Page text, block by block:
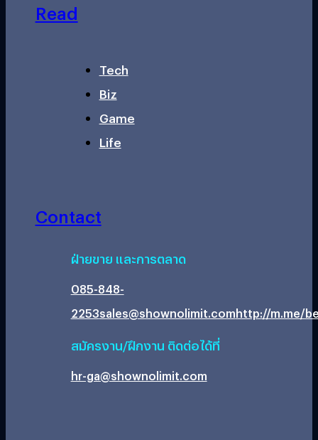
Read
Tech
Biz
Game
Life
Contact
ฝ่ายขาย และการตลาด
085-848-
2253sales@shownolimit.comhttp://m.me/
สมัครงาน/ฝึกงาน ติดต่อได้ที่
hr-ga@shownolimit.com